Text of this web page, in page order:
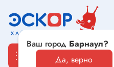
Ваш город Барнаул?
Да, верно